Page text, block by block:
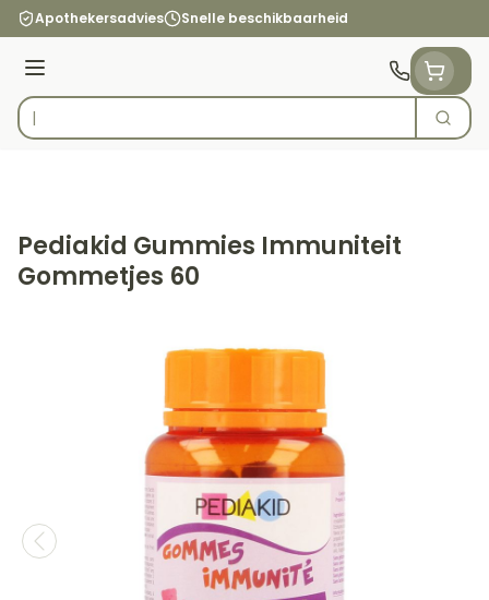
Ga naar de inhoud
Apothekersadvies Snelle beschikbaarheid
Menu
Product, merk, categorie...
Zoek
Pediakid Gummies Immuniteit
Gommetjes 60